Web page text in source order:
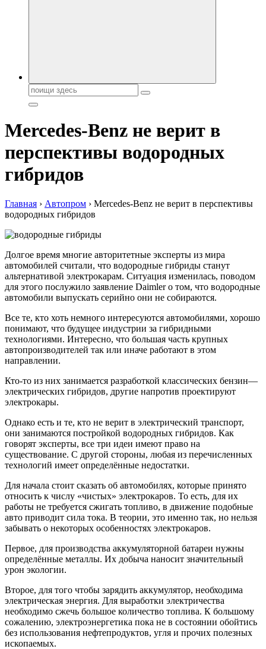
Поиск:
Mercedes-Benz не верит в
перспективы водородных
гибридов
Главная › Автопром › Mercedes-Benz не верит в перспективы
водородных гибридов
Долгое время многие авторитетные эксперты из мира
автомобилей считали, что водородные гибриды станут
альтернативой электрокарам. Ситуация изменилась, поводом
для этого послужило заявление Daimler о том, что водородные
автомобили выпускать серийно они не собираются.
Все те, кто хоть немного интересуются автомобилями, хорошо
понимают, что будущее индустрии за гибридными
технологиями. Интересно, что большая часть крупных
автопроизводителей так или иначе работают в этом
направлении.
Кто-то из них занимается разработкой классических бензин—
электрических гибридов, другие напротив проектируют
электрокары.
Однако есть и те, кто не верит в электрический транспорт,
они занимаются постройкой водородных гибридов. Как
говорят эксперты, все три идеи имеют право на
существование. С другой стороны, любая из перечисленных
технологий имеет определённые недостатки.
Для начала стоит сказать об автомобилях, которые принято
относить к числу «чистых» электрокаров. То есть, для их
работы не требуется сжигать топливо, в движение подобные
авто приводит сила тока. В теории, это именно так, но нельзя
забывать о некоторых особенностях электрокаров.
Первое, для производства аккумуляторной батареи нужны
определённые металлы. Их добыча наносит значительный
урон экологии.
Второе, для того чтобы зарядить аккумулятор, необходима
электрическая энергия. Для выработки электричества
необходимо сжечь большое количество топлива. К большому
сожалению, электроэнергетика пока не в состоянии обойтись
без использования нефтепродуктов, угля и прочих полезных
ископаемых.